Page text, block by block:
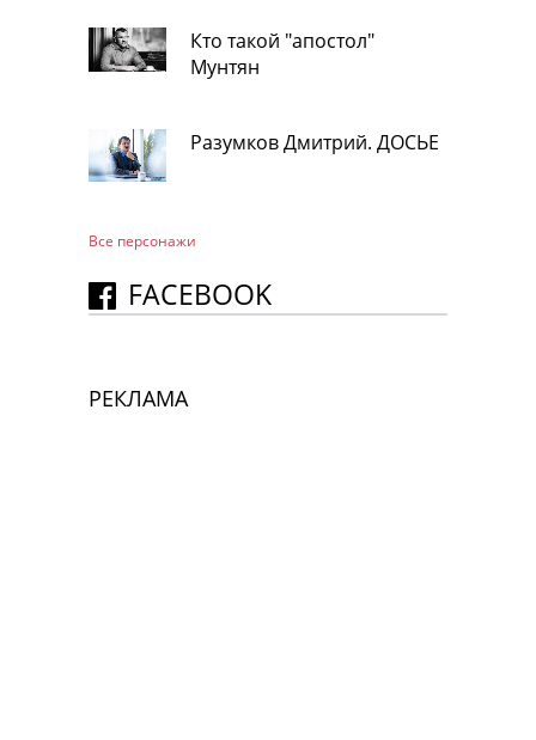
Кто такой "апостол"
Мунтян
Разумков Дмитрий. ДОСЬЕ
Все персонажи
FACEBOOK
РЕКЛАМА